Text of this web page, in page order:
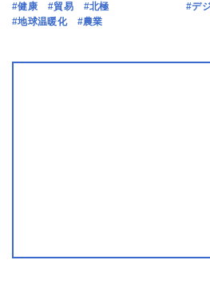
#健康 #貿易
#北極
#地球温暖化
#農業
#デ